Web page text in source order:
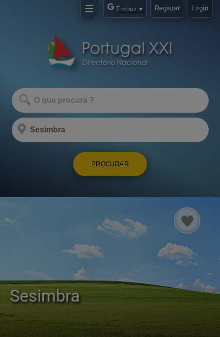
Traduz ▼ Registar Login
PROCURAR
Sesimbra